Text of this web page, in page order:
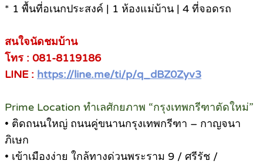
* 1 พื้นที่อเนกประสงค์ | 1 ห้องแม่บ้าน | 4 ที่จอดรถ
สนใจนัดชมบ้าน
โทร : 081-8119186
LINE : https://line.me/ti/p/q_dBZ0Zyv3
Prime Location ทำเลศักยภาพ “กรุงเทพกรีฑาตัดใหม่”
• ติดถนนใหญ่ ถนนคู่ขนานกรุงเทพกรีฑา – กาญจนา
ภิเษก
• เข้าเมืองง่าย ใกล้ทางด่วนพระราม 9 / ศรีรัช /